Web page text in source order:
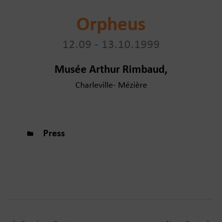
Orpheus
12.09 - 13.10.1999
Musée Arthur Rimbaud,
Charleville- Mézière
Press